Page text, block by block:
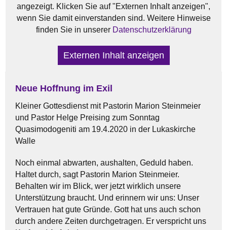
angezeigt. Klicken Sie auf "Externen Inhalt anzeigen",
wenn Sie damit einverstanden sind. Weitere Hinweise
finden Sie in unserer Datenschutzerklärung
Externen Inhalt anzeigen
Neue Hoffnung im Exil
Kleiner Gottesdienst mit Pastorin Marion Steinmeier
und Pastor Helge Preising zum Sonntag
Quasimodogeniti am 19.4.2020 in der Lukaskirche
Walle
Noch einmal abwarten, aushalten, Geduld haben.
Haltet durch, sagt Pastorin Marion Steinmeier.
Behalten wir im Blick, wer jetzt wirklich unsere
Unterstützung braucht. Und erinnern wir uns: Unser
Vertrauen hat gute Gründe. Gott hat uns auch schon
durch andere Zeiten durchgetragen. Er verspricht uns